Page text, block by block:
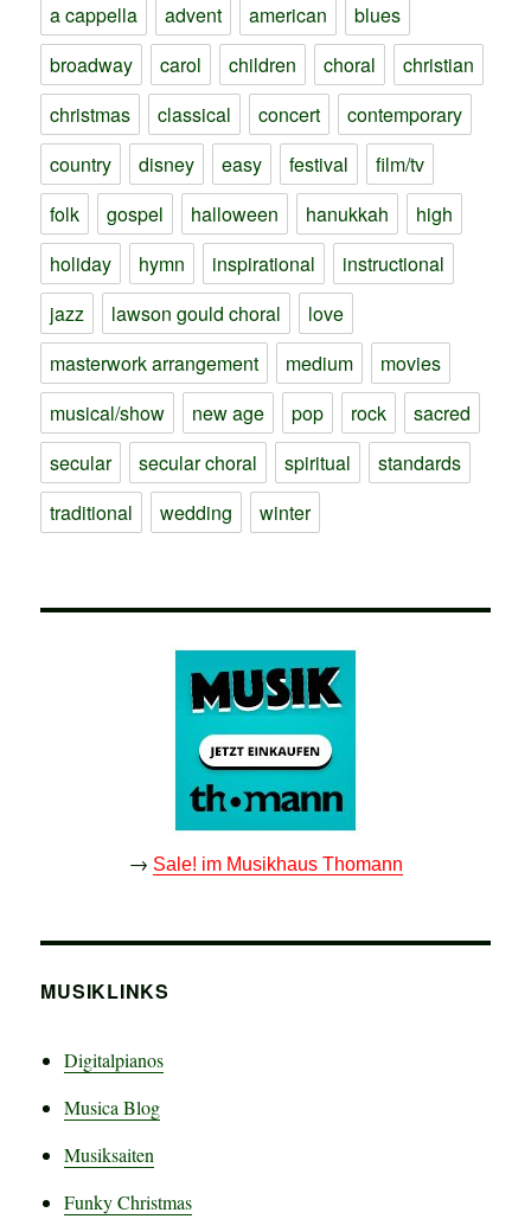
a cappella advent american
blues
broadway
carol children choral
christian
christmas
classical concert
contemporary
country
disney easy festival
film/tv
folk
gospel halloween hanukkah
high
holiday
hymn inspirational
instructional
jazz
lawson gould choral
love
masterwork arrangement
medium
movies
musical/show
new age pop rock
sacred
secular
secular choral spiritual
standards
traditional
wedding winter
→ Sale! im Musikhaus Thomann
MUSIKLINKS
Digitalpianos
Musica Blog
Musiksaiten
Funky Christmas